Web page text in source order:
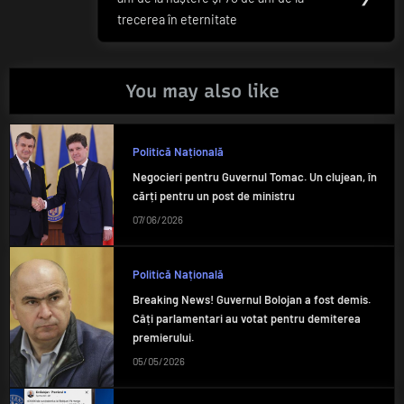
Post:
trecerea în eternitate
You may also like
Politică Națională
Negocieri pentru Guvernul Tomac. Un clujean, în
cărți pentru un post de ministru
07/06/2026
Politică Națională
Breaking News! Guvernul Bolojan a fost demis.
Câți parlamentari au votat pentru demiterea
premierului.
05/05/2026